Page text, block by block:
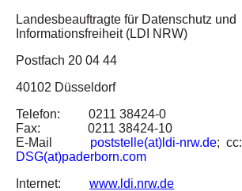
Landesbeauftragte für Datenschutz und
Informationsfreiheit (LDI NRW)
Postfach 20 04 44
40102 Düsseldorf
Telefon: 0211 38424-0
Fax: 0211 38424-10
E-Mail
poststelle(at)ldi-nrw.de; cc:
DSG(at)paderborn.com
Internet: www.ldi.nrw.de